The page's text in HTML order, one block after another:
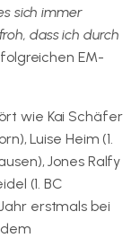
sich immer
dass ich durch
EM-
wie Kai Schäfer
Luise Heim (1.
Jones Ralfy
(1. BC
erstmals bei